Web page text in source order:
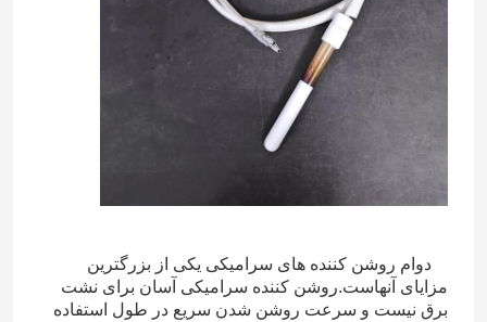
دوام روشن کننده های سرامیکی یکی از بزرگترین
مزایای آنهاست.روشن کننده سرامیکی آسان برای نشت
برق نیست و سرعت روشن شدن سریع در طول استفاده